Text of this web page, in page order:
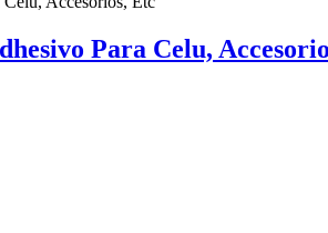
Para Celu,